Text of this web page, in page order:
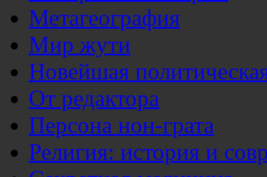
Метагеография
Мир жути
Новейшая
От редактора
Персона нон-грата
Религия: история и